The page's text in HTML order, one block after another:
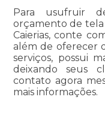
Para usufruir
orçamento de
Caierias, conte
além de oferecer
serviços, possui
deixando seus
contato agora
mais informações.